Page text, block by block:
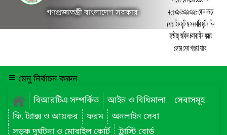
গণপ্রজাতন্ত্রী বাংলাদেশ সরকার
মেনু নির্বাচন করুন
বিআরটিএ সম্পর্কিত
আইন ও বিধিমালা
সেবাসমূহ
ফি, ট্যাক্স ও আয়কর
ফরম
অনলাইন সেবা
সড়ক দুর্ঘটনা ও মোবাইল কোর্ট
ট্রাস্টি বোর্ড